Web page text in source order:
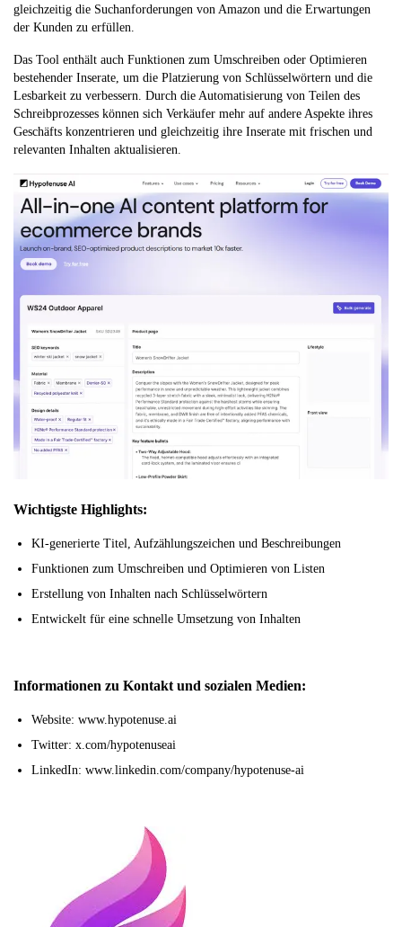
gleichzeitig die Suchanforderungen von Amazon und die Erwartungen
der Kunden zu erfüllen.
Das Tool enthält auch Funktionen zum Umschreiben oder Optimieren
bestehender Inserate, um die Platzierung von Schlüsselwörtern und die
Lesbarkeit zu verbessern. Durch die Automatisierung von Teilen des
Schreibprozesses können sich Verkäufer mehr auf andere Aspekte ihres
Geschäfts konzentrieren und gleichzeitig ihre Inserate mit frischen und
relevanten Inhalten aktualisieren.
Wichtigste Highlights:
KI-generierte Titel, Aufzählungszeichen und Beschreibungen
Funktionen zum Umschreiben und Optimieren von Listen
Erstellung von Inhalten nach Schlüsselwörtern
Entwickelt für eine schnelle Umsetzung von Inhalten
Informationen zu Kontakt und sozialen Medien:
Website: www.hypotenuse.ai
Twitter: x.com/hypotenuseai
LinkedIn: www.linkedin.com/company/hypotenuse-ai